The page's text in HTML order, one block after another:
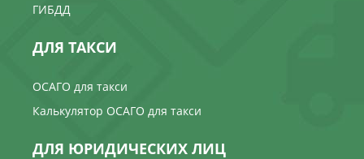
ГИБДД
ДЛЯ ТАКСИ
ОСАГО для такси
Калькулятор ОСАГО для такси
ДЛЯ ЮРИДИЧЕСКИХ ЛИЦ